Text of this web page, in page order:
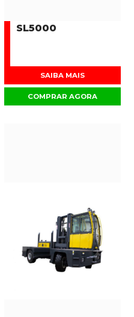
SL5000
SAIBA MAIS
COMPRAR AGORA